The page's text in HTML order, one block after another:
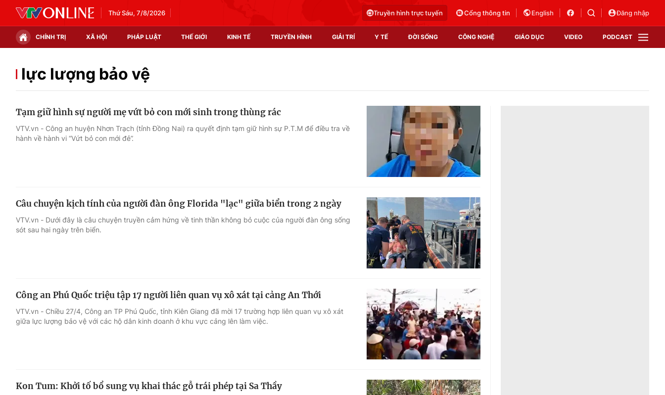
Thứ Sáu, 7/8/2026 Truyền hình trực tuyến Cổng thông tin English Đăng nhập
CHÍNH TRỊ XÃ HỘI PHÁP LUẬT THẾ GIỚI KINH TẾ TRUYỀN HÌNH GIẢI TRÍ Y TẾ ĐỜI SỐNG CÔNG NGHỆ GIÁO DỤC VIDEO PODCAST
Chính trị Xã hội
Thế giới đó đây
Giải sao mai
Video
Shorts video
Podcast
EMagazine
Photo
Infographic
Góc ảnh
Điện ảnh
Âm nhạc
Sao
Du lịch
Làm đẹp
Chất lượng cuộc sống
Tuyển sinh
Học trực tuyến
Công nghệ
Hitech Công nghệ tương lai
Sản phẩm
Thị trường
Tư vấn
VTV Sức khoẻ
lực lượng bảo vệ
Tạm giữ hình sự người mẹ vứt bỏ con mới sinh trong thùng rác
VTV.vn - Công an huyện Nhơn Trạch (tỉnh Đồng Nai) ra quyết định tạm giữ hình sự P.T.M để điều tra về
hành về hành vi “Vứt bỏ con mới đẻ”.
Câu chuyện kịch tính của người đàn ông Florida "lạc" giữa biển trong 2 ngày
VTV.vn - Dưới đây là câu chuyện truyền cảm hứng về tinh thần không bỏ cuộc của người đàn ông sống
sót sau hai ngày trên biển.
Công an Phú Quốc triệu tập 17 người liên quan vụ xô xát tại cảng An Thới
VTV.vn - Chiều 27/4, Công an TP Phú Quốc, tỉnh Kiên Giang đã mời 17 trường hợp liên quan vụ xô xát
giữa lực lượng bảo vệ với các hộ dân kinh doanh ở khu vực cảng lên làm việc.
Kon Tum: Khởi tố bổ sung vụ khai thác gỗ trái phép tại Sa Thầy